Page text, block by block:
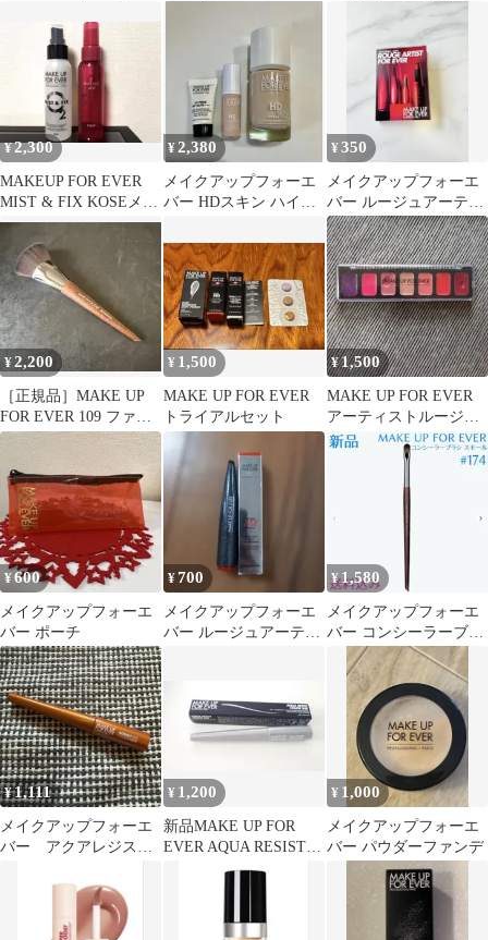
イトバニラ
¥2,300
MAKEUP FOR EVER
MIST & FIX KOSEメイ
クキープミスト
¥2,380
メイクアップフォーエ
バー HDスキン ハイド
ョン1N00
¥350
メイクアップフォーエ
バー ルージュアーティ
スト リップスティック
サンプル
¥2,200
［正規品］MAKE UP
FOR EVER 109 ファン
デーションブラシ
¥ 1,500
MAKE UP FOR EVER
トライアルセット
¥1,500
MAKE UP FOR EVER
アーティストルージュ
リップパレット
¥600
メイクアップフォーエ
バー ポーチ
¥700
メイクアップフォーエ
バー ルージュアーティ
¥1,580
メイクアップフォーエ
バー コンシーラーブラ
シ スモール #174 新品
¥1,111
メイクアップフォーエ
バー アクアレジスト
¥ 1,200
新品MAKE UP FOR
EVER AQUA RESIST
COLOR INK
¥ 1,000
メイクアップフォーエ
バー パウダーファンデ